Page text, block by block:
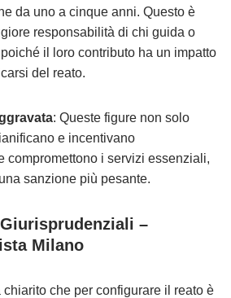
da uno a cinque anni. Questo è
responsabilità di chi guida o
il loro contributo ha un impatto
del reato.
: Queste figure non solo
e incentivano
compromettono i servizi essenziali,
sanzione più pesante.
–
Milano
che per configurare il reato è